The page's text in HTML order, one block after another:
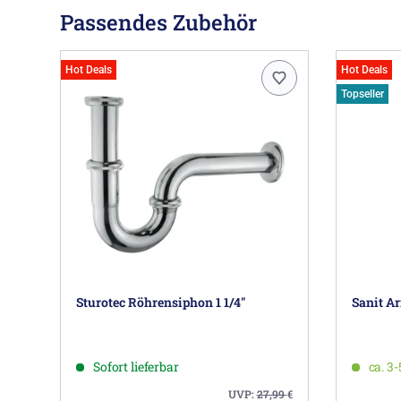
Passendes Zubehör
Hot Deals
Sturotec Röhrensiphon 1 1/4"
Sofort lieferbar
UVP:27,99€
Hot Deals
Topseller
Sanit
ca.